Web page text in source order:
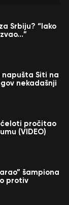
Srbiju? “Iako
Siti na
nekadašnji
pročitao
(VIDEO)
šampiona
protiv